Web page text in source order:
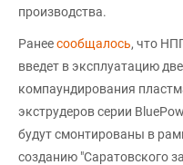
производства.
Ранеесообщалось, что
введет в эксплуатацию
компаундирования
экструдеров серии
будут смонтированы в
созданию "Саратовского